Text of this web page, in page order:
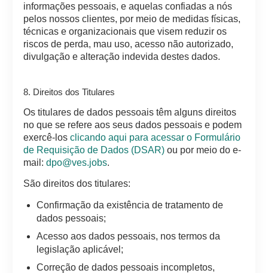
informações pessoais, e aquelas confiadas a nós
pelos nossos clientes, por meio de medidas físicas,
técnicas e organizacionais que visem reduzir os
riscos de perda, mau uso, acesso não autorizado,
divulgação e alteração indevida destes dados.
8. Direitos dos Titulares
Os titulares de dados pessoais têm alguns direitos
no que se refere aos seus dados pessoais e podem
exercê-los clicando aqui para acessar o Formulário
de Requisição de Dados (DSAR)ou por meio do e-
mail: dpo@ves.jobs.
São direitos dos titulares:
Confirmação da existência de tratamento de
dados pessoais;
Acesso aos dados pessoais, nos termos da
legislação aplicável;
Correção de dados pessoais incompletos,